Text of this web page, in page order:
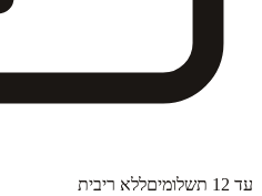
עד 12 תשלומים ללא ריבית